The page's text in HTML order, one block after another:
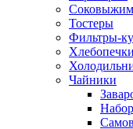
Тостеры
Фильтры-
Хлебопечки
Чайники